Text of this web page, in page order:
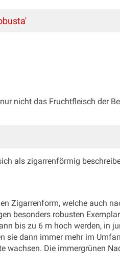
nicht das Fruchtfleisch der
als zigarrenförmig
Zigarrenform, welche auch
besonders robusten
bis zu 6 m hoch werden, in
sie dann immer mehr im
wachsen. Die immergrünen